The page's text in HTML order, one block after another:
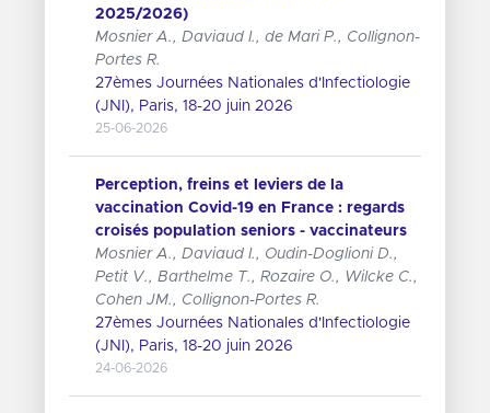
2025/2026)
Mosnier A., Daviaud I., de Mari P., Collignon-
Portes R.
27èmes Journées Nationales d'Infectiologie
(JNI), Paris, 18-20 juin 2026
25-06-2026
Perception, freins et leviers de la
vaccination Covid-19 en France : regards
croisés population seniors - vaccinateurs
Mosnier A., Daviaud I., Oudin-Doglioni D.,
Petit V., Barthelme T., Rozaire O., Wilcke C.,
Cohen JM., Collignon-Portes R.
27èmes Journées Nationales d'Infectiologie
(JNI), Paris, 18-20 juin 2026
24-06-2026